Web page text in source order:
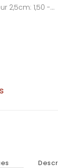
2,5cm: 1,50 -...